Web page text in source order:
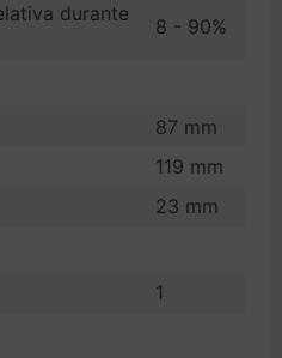
durante
8 - 90%
87 mm
119 mm
23 mm
1